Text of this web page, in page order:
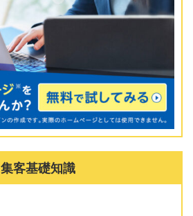
集客基礎知識